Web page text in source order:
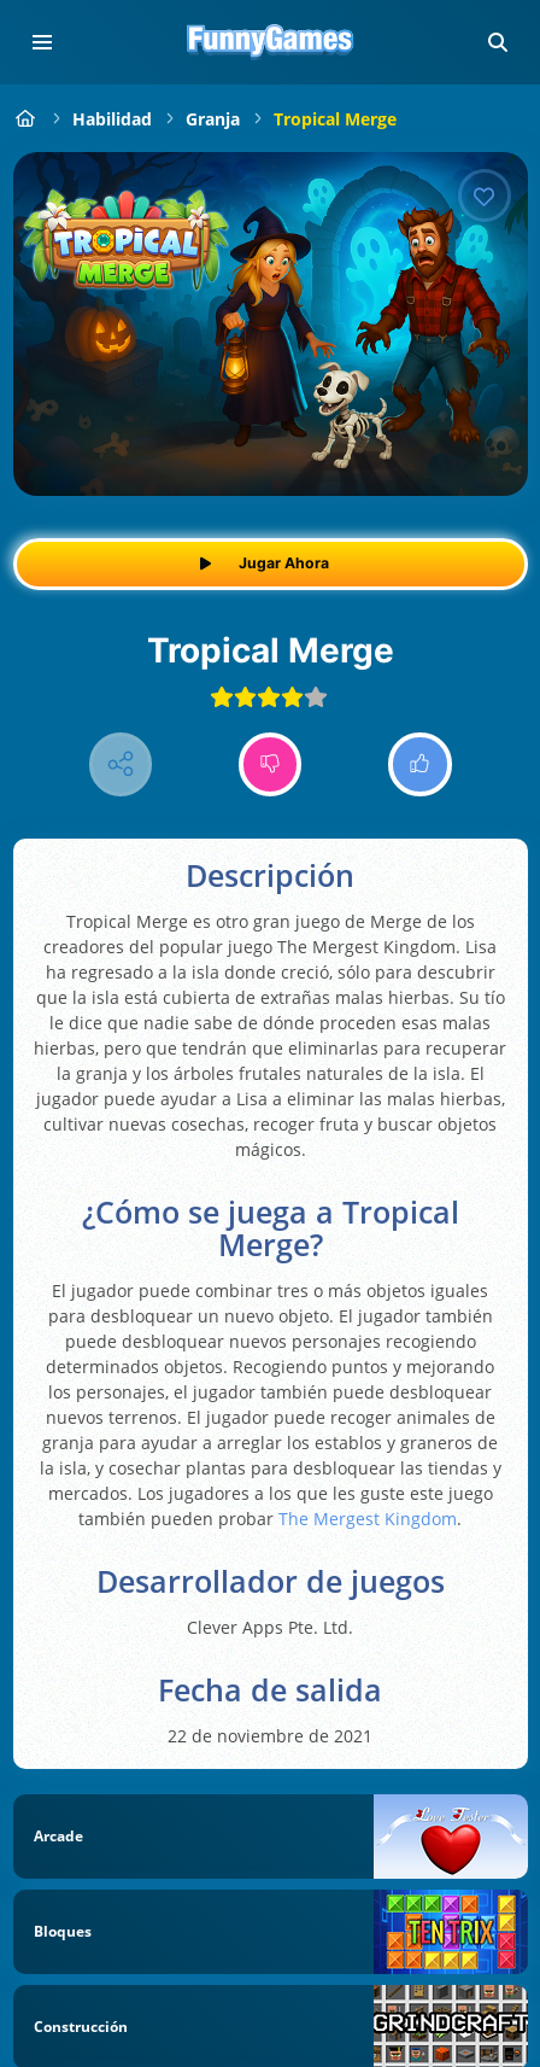
Habilidad Granja Tropical Merge
Jugar Ahora
Tropical Merge
Descripción
Tropical Merge es otro gran juego de Merge de los
creadores del popular juego The Mergest Kingdom. Lisa
ha regresado a la isla donde creció, sólo para descubrir
que la isla está cubierta de extrañas malas hierbas. Su tío
le dice que nadie sabe de dónde proceden esas malas
hierbas, pero que tendrán que eliminarlas para recuperar
la granja y los árboles frutales naturales de la isla. El
jugador puede ayudar a Lisa a eliminar las malas hierbas,
cultivar nuevas cosechas, recoger fruta y buscar objetos
mágicos.
¿Cómo se juega a Tropical
Merge?
El jugador puede combinar tres o más objetos iguales
para desbloquear un nuevo objeto. El jugador también
puede desbloquear nuevos personajes recogiendo
determinados objetos. Recogiendo puntos y mejorando
los personajes, el jugador también puede desbloquear
nuevos terrenos. El jugador puede recoger animales de
granja para ayudar a arreglar los establos y graneros de
la isla, y cosechar plantas para desbloquear las tiendas y
mercados. Los jugadores a los que les guste este juego
también pueden probar The Mergest Kingdom.
Desarrollador de juegos
Clever Apps Pte. Ltd.
Fecha de salida
22 de noviembre de 2021
Arcade
Bloques
Construcción